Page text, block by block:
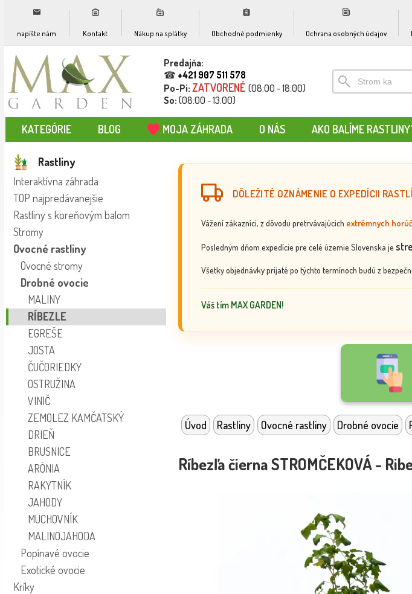
napíšte nám Kontakt Nákup na splátky Obchodné podmienky Ochrana osobných údajov
Predajňa:
☎ +421 907 511 578
Po-Pi: ZATVORENÉ (08:00 - 18:00)
So: (08:00 - 13:00)
KATEGÓRIE BLOG MOJA ZÁHRADA O NÁS AKO BALÍME
Rastliny
Interaktívna záhrada
TOP najpredávanejšie
Rastliny s koreňovým balom
Stromy
Ovocné rastliny
Ovocné stromy
Drobné ovocie
MALINY
RÍBEZLE
EGREŠE
JOSTA
ČUČORIEDKY
OSTRUŽINA
VINIČ
ZEMOLEZ KAMČATSKÝ
DRIEŇ
BRUSNICE
ARÓNIA
RAKYTNÍK
JAHODY
MUCHOVNÍK
MALINOJAHODA
Popínavé ovocie
Exotické ovocie
Kríky
DÔLEŽITÉ OZNÁMENIE O EXPEDÍCII
Vážení zákazníci, z dôvodu pretrvávajúcich extrémnych
Posledným dňom expedície pre celé územie Slovenska je
Všetky objednávky prijaté po týchto termínoch budú z
Váš tím MAX GARDEN!
Úvod Rastliny Ovocné rastliny Drobné ovocie
Ríbezľa čierna STROMČEKOVÁ -